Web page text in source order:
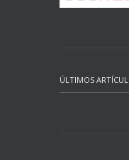
ÚLTIMOS